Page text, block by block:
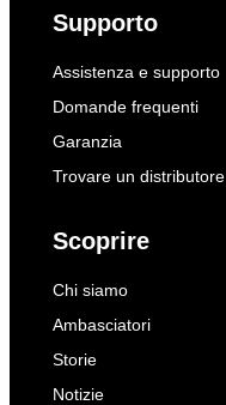
Supporto
Assistenza e supporto
Domande frequenti
Garanzia
Trovare un distributore
Scoprire
Chi siamo
Ambasciatori
Storie
Notizie